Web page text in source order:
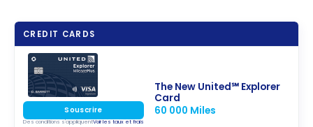
CREDIT CARDS
The New United℠ Explorer
Card
60 000 Miles
Souscrire
Des conditions s'appliquentVoir les taux et frais